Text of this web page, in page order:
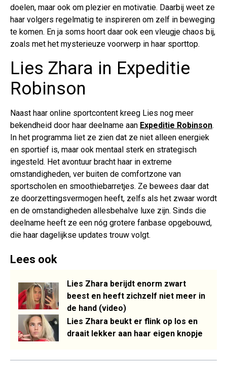
doelen, maar ook om plezier en motivatie. Daarbij weet ze
haar volgers regelmatig te inspireren om zelf in beweging
te komen. En ja soms hoort daar ook een vleugje chaos bij,
zoals met het mysterieuze voorwerp in haar sporttop.
Lies Zhara in Expeditie
Robinson
Naast haar online sportcontent kreeg Lies nog meer
bekendheid door haar deelname aan Expeditie Robinson.
In het programma liet ze zien dat ze niet alleen energiek
en sportief is, maar ook mentaal sterk en strategisch
ingesteld. Het avontuur bracht haar in extreme
omstandigheden, ver buiten de comfortzone van
sportscholen en smoothiebarretjes. Ze bewees daar dat
ze doorzettingsvermogen heeft, zelfs als het zwaar wordt
en de omstandigheden allesbehalve luxe zijn. Sinds die
deelname heeft ze een nóg grotere fanbase opgebouwd,
die haar dagelijkse updates trouw volgt.
Lees ook
Lies Zhara berijdt enorm zwart
beest en heeft zichzelf niet meer in
de hand (video)
Lies Zhara beukt er flink op los en
draait lekker aan haar eigen knopje